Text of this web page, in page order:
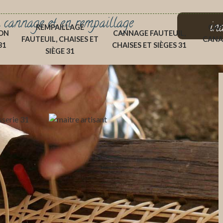
et en rempaillage
REMPAILLAGE
FAUTEUIL, CHAISES ET
SIÈGE 31
CANNAGE FAUTEUIL,
CHAISES ET SIÈGES 31